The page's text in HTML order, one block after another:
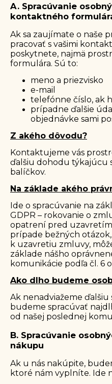
A. Spracúvanie
kontaktného
Ak sa zaujímate o naše
pracovať s vašimi
poskytnete, najmä
formulára. Sú to:
meno a priezvisko
e-mail
telefónne číslo, ak
prípadne ďalšie
objednávke sami
Z akého dôvodu?
Kontaktujeme vás
ďalšiu dohodu týkajúcu
balíčkov.
Na základe akého
Ide o spracúvanie na
GDPR – rokovanie o
opatrení pred uzavretím
prípade bežných
k uzavretiu zmluvy,
základe nášho
komunikácie podľa čl. 6
Ako dlho budeme
Ak nenadviažeme
budeme spracúvať
od našej poslednej
B. Spracúvanie
nákupu
Ak u nás nakúpite,
ktoré nám vyplníte. Ide